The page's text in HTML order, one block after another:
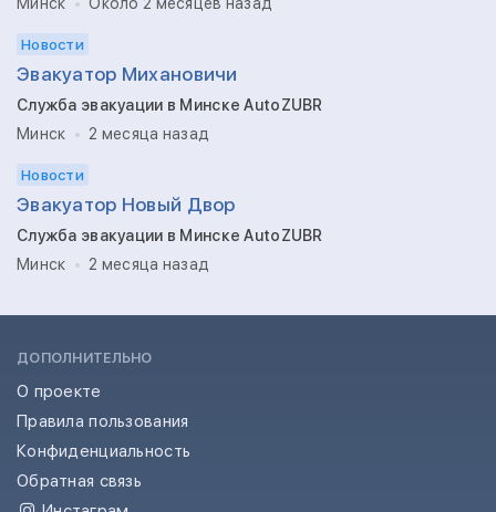
Новости
Эвакуатор Михановичи
Служба эвакуации в Минске AutoZUBR
Минск
2 месяца назад
Новости
Эвакуатор Новый Двор
Служба эвакуации в Минске AutoZUBR
Минск
2 месяца назад
ДОПОЛНИТЕЛЬНО
О проекте
Правила пользования
Конфиденциальность
Обратная связь